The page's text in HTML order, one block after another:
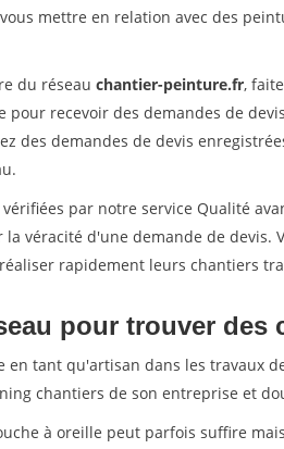
mettre en relation avec des
du réseau chantier-peinture.fr,
recevoir des demandes de
des demandes de devis
par notre service Qualité
véracité d'une demande de devis.
rapidement leurs chantiers
pour trouver des
en tant qu'artisan dans les travaux
chantiers de son entreprise et
à oreille peut parfois suffire